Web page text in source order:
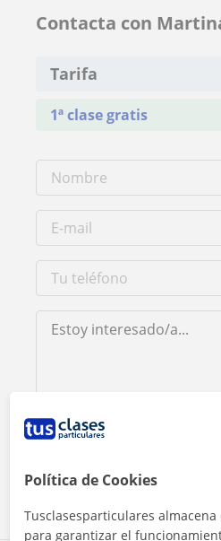
Contacta con
Tarifa
1ª clase gratis
Al hacer clic, aceptas nuestro
Contactar
Política de Cookies
Tusclasesparticulares almacena
para garantizar el